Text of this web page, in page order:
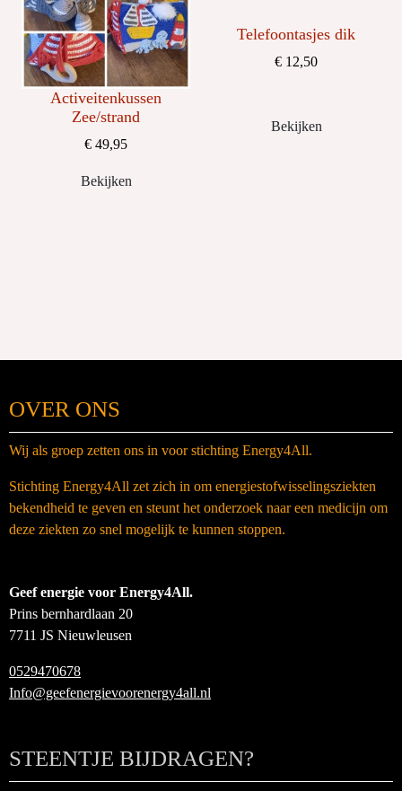
Activeitenkussen
Zee/strand
€ 49,95
Bekijken
Telefoontasjes dik
€ 12,50
Bekijken
OVER ONS
Wij als groep zetten ons in voor stichting Energy4All.
Stichting Energy4All zet zich in om energiestofwisselingsziekten
bekendheid te geven en steunt het onderzoek naar een medicijn om
deze ziekten zo snel mogelijk te kunnen stoppen.
Geef energie voor Energy4All.
Prins bernhardlaan 20
7711 JS Nieuwleusen
0529470678
Info@geefenergievoorenergy4all.nl
STEENTJE BIJDRAGEN?